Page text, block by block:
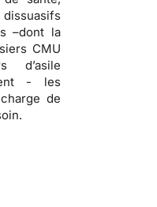
dissuasifs
–dont la
CMU
d’asile
- les
de